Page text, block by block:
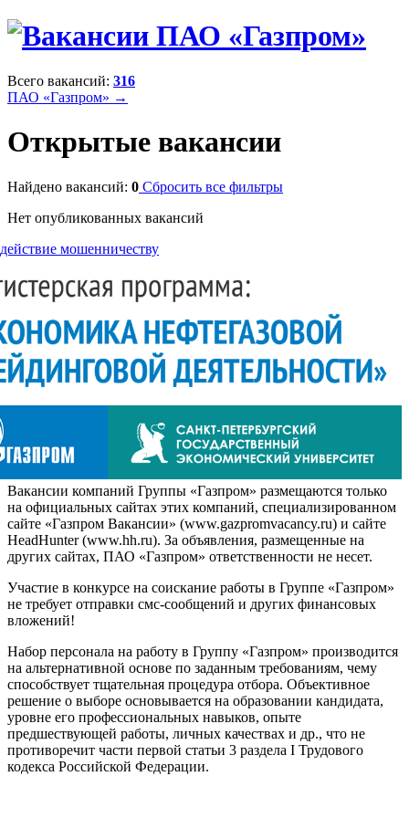
Всего вакансий: 316
ПАО «Газпром» →
Открытые вакансии
Найдено вакансий: 0 Сбросить все фильтры
Нет опубликованных вакансий
мошенничеству
Вакансии компаний Группы «Газпром» размещаются только
на официальных сайтах этих компаний, специализированном
сайте «Газпром Вакансии» (www.gazpromvacancy.ru) и сайте
HeadHunter (www.hh.ru). За объявления, размещенные на
других сайтах, ПАО «Газпром» ответственности не несет.
Участие в конкурсе на соискание работы в Группе «Газпром»
не требует отправки смс-сообщений и других финансовых
вложений!
Набор персонала на работу в Группу «Газпром» производится
на альтернативной основе по заданным требованиям, чему
способствует тщательная процедура отбора. Объективное
решение о выборе основывается на образовании кандидата,
уровне его профессиональных навыков, опыте
предшествующей работы, личных качествах и др., что не
противоречит части первой статьи 3 раздела I Трудового
кодекса Российской Федерации.